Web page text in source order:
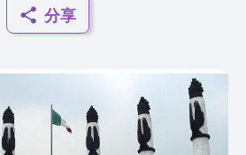
分享